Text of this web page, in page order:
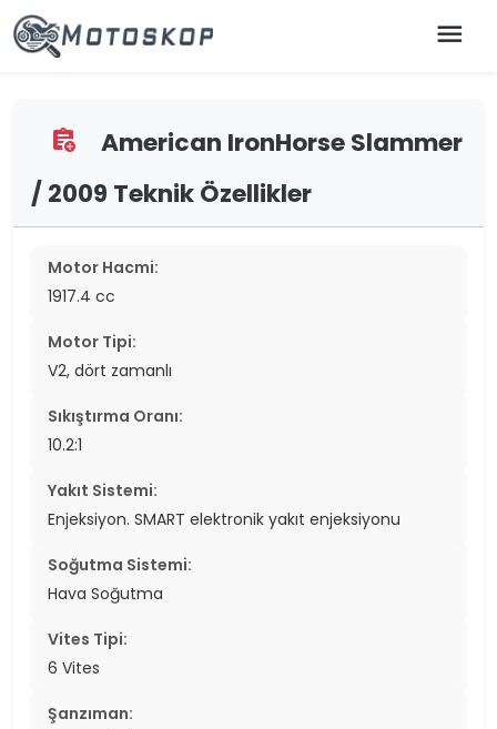
menu
assignment_add
American IronHorse Slammer
/ 2009 Teknik Özellikler
Motor Hacmi:
1917.4 cc
Motor Tipi:
V2, dört zamanlı
Sıkıştırma Oranı:
10.2:1
Yakıt Sistemi:
Enjeksiyon. SMART elektronik yakıt enjeksiyonu
Soğutma Sistemi:
Hava Soğutma
Vites Tipi:
6 Vites
Şanzıman: